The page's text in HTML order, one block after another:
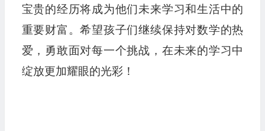
宝贵的经历将成为他们未来学习和生活中的
重要财富。希望孩子们继续保持对数学的热
爱，勇敢面对每一个挑战，在未来的学习中
绽放更加耀眼的光彩！